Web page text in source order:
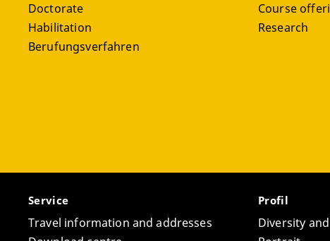
Doctorate
Habilitation
Berufungsverfahren
Course
Research
Service
Travel information and addresses
Profil
Diversity